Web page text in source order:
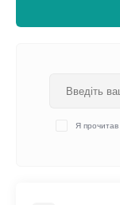
Я прочитав